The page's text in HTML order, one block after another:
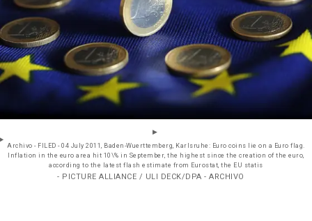
Archivo - FILED - 04 July 2011, Baden-Wuerttemberg, Karlsruhe: Euro coins lie on a Euro flag.
Inflation in the euro area hit 10\% in September, the highest since the creation of the euro,
according to the latest flash estimate from Eurostat, the EU statis
- PICTURE ALLIANCE / ULI DECK/DPA - ARCHIVO